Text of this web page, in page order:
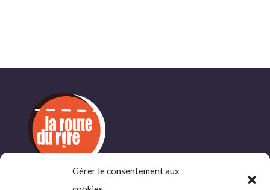
Gérer le consentement aux